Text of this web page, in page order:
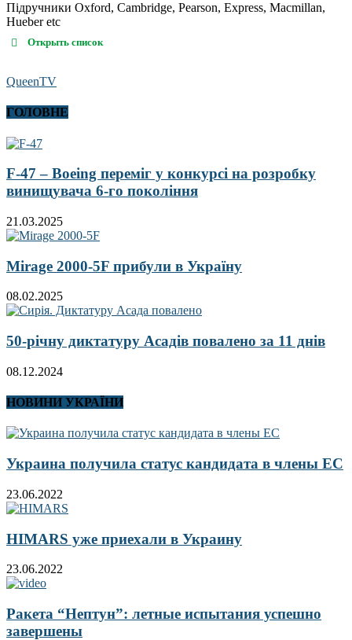
Підручники Oxford, Cambridge, Pearson, Express, Macmillan,
Hueber etc
Открыть список
QueenTV
ГОЛОВНЕ
F-47 – Boeing переміг у конкурсі на розробку
винищувача 6-го покоління
21.03.2025
Mirage 2000-5F прибули в Україну
08.02.2025
50-річну диктатуру Асадів повалено за 11 днів
08.12.2024
НОВИНИ УКРАЇНИ
Украина получила статус кандидата в члены ЕС
23.06.2022
HIMARS уже приехали в Украину
23.06.2022
Ракета “Нептун”: летные испытания успешно
завершены